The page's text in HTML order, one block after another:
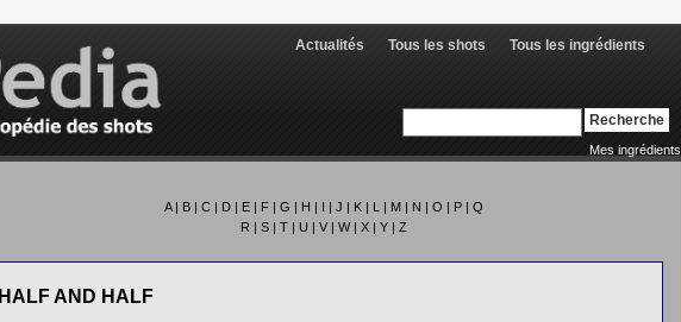
Actualités Tous les shots Tous les ingrédients
Mes ingrédients
A | B | C | D | E | F | G | H | I | J | K | L | M | N | O | P | Q
R | S | T | U | V | W | X | Y | Z
HALF AND HALF